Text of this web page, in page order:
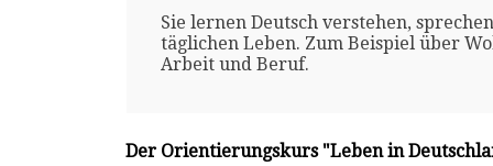
Sie lernen Deutsch verstehen,
täglichen Leben. Zum Beispiel über
Arbeit und Beruf.
Der Orientierungskurs "Leben in